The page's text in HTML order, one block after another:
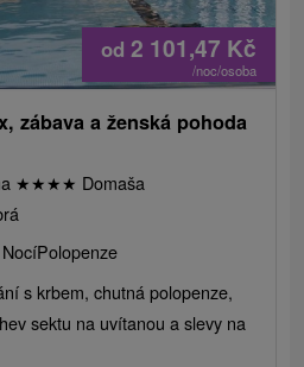
od 2 101,47 Kč
/noc/osoba
zábava a ženská pohoda
★★★★ Domaša
Polopenze
s krbem, chutná polopenze,
sektu na uvítanou a slevy na